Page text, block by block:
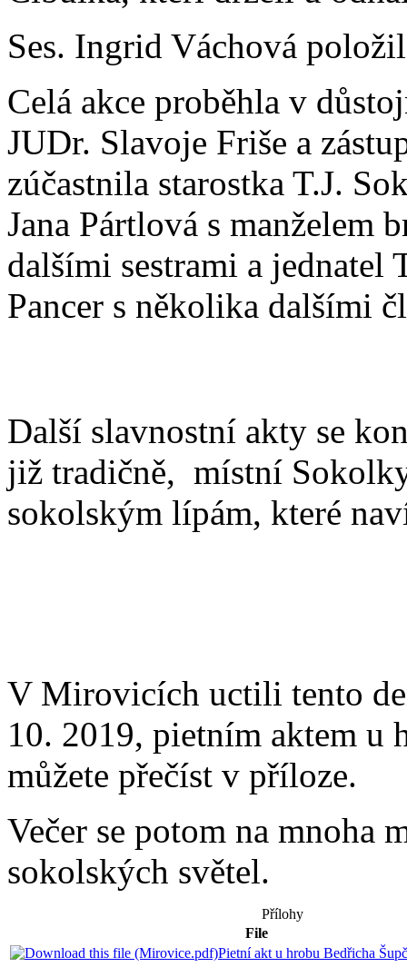
Ses. Ingrid Váchová
Celá akce proběhla v
JUDr. Slavoje Friše a
zúčastnila starostka T.J.
Jana Pártlová s manželem
dalšími sestrami a jednatel
Pancer s několika dalšími
Další slavnostní akty se
již tradičně, místní
sokolským lípám, které
V Mirovicích uctili tento
10. 2019, pietním aktem u
můžete přečíst v příloze.
Večer se potom na mnoha
sokolských světel.
Přílohy
File
Pietní akt u hrobu Bedřicha